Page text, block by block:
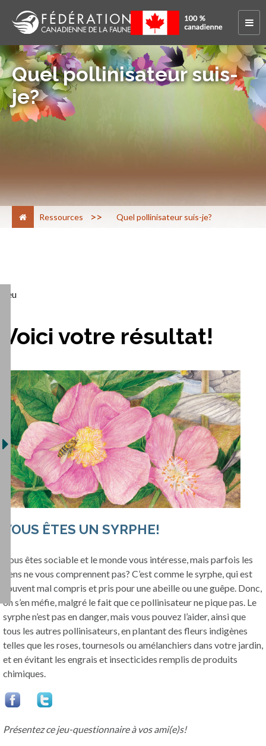
Quel pollinisateur suis-
je?
Ressources > Quel pollinisateur suis-je?
Jeu
Voici votre résultat!
VOUS ÊTES UN SYRPHE!
Vous êtes sociable et le monde vous intéresse, mais parfois les
gens ne vous comprennent pas? C’est comme le syrphe, qui est
souvent mal compris et pris pour une abeille ou une guêpe. Donc,
on s’en méfie, malgré le fait que ce pollinisateur ne pique pas. Le
syrphe n’est pas en danger, mais vous pouvez l’aider, ainsi que
tous les autres pollinisateurs, en plantant des fleurs indigènes
telles que les roses, tournesols ou amélanchiers dans votre jardin,
et en évitant les engrais et insecticides remplis de produits
chimiques.
Présentez ce jeu-questionnaire à vos ami(e)s!